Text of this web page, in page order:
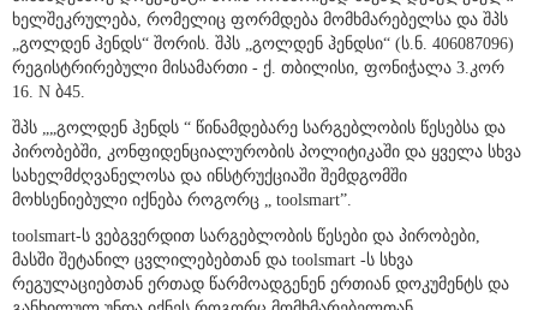
წინამდებარე დოკუმენტი არის ორმხრივად მავალდებულებელი
ხელშეკრულება, რომელიც ფორმდება მომხმარებელსა და შპს
„გოლდენ ჰენდს“ შორის. შპს „გოლდენ ჰენდსი“ (ს.ნ. 406087096)
რეგისტრირებული მისამართი - ქ. თბილისი, ფონიჭალა 3.კორ
შპს „„გოლდენ ჰენდს “ წინამდებარე სარგებლობის წესებსა და
პირობებში, კონფიდენციალურობის პოლიტიკაში და ყველა სხვა
სახელმძღვანელოსა და ინსტრუქციაში შემდგომში
მოხსენიებული იქნება როგორც „ toolsmart”.
toolsmart-ს ვებგვერდით სარგებლობის წესები და პირობები,
მასში შეტანილ ცვლილებებთან და toolsmart -ს სხვა
რეგულაციებთან ერთად წარმოადგენენ ერთიან დოკუმენტს და